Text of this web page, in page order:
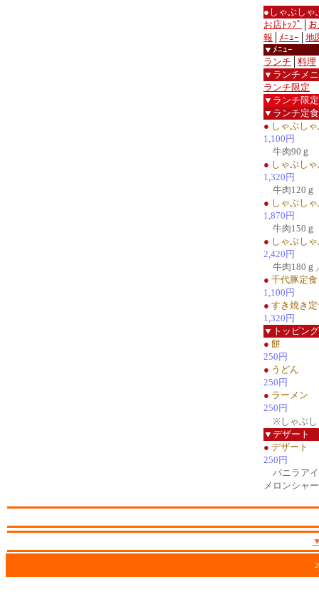
●しゃぶし
お店ﾄｯﾌﾟ
報
ﾒﾆｭｰ
地
▼ﾒﾆｭｰ
ランチ
料理
▼ランチメ
ランチ限定
▼ランチ限定
▼ランチ定食
● しゃぶし
1,100円
牛肉90ｇ
● しゃぶし
1,320円
牛肉120ｇ
● しゃぶし
1,870円
牛肉150ｇ
● しゃぶし
2,420円
牛肉180ｇ
● 千代豚定食
1,100円
● すき焼き
1,320円
▼トッピング
● 餅
250円
● うどん
250円
● ラーメン
250円
※しゃぶし
▼デザート
● デザート
250円
バニラアイ
メロンシャ